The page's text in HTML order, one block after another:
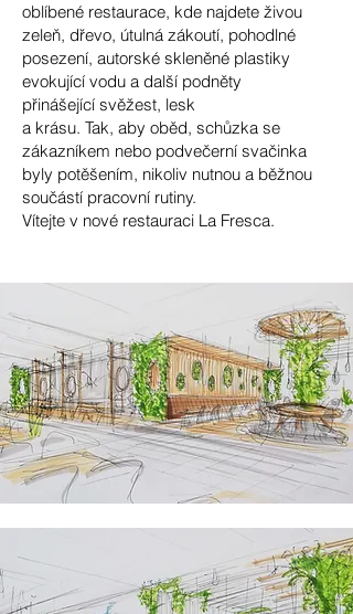
oblíbené restaurace, kde najdete živou
zeleň, dřevo, útulná zákoutí, pohodlné
posezení, autorské skleněné plastiky
evokující vodu a další podněty
přinášející svěžest, lesk
a krásu. Tak, aby oběd, schůzka se
zákazníkem nebo podvečerní svačinka
byly potěšením, nikoliv nutnou a běžnou
součástí pracovní rutiny.
Vítejte v nové restauraci La Fresca.